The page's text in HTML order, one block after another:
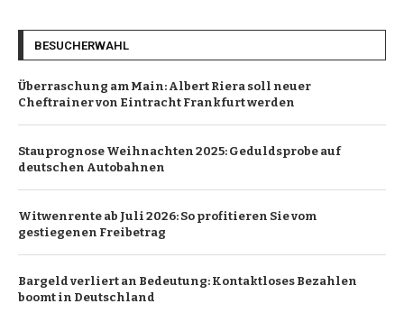
BESUCHERWAHL
Überraschung am Main: Albert Riera soll neuer
Cheftrainer von Eintracht Frankfurt werden
Stauprognose Weihnachten 2025: Geduldsprobe auf
deutschen Autobahnen
Witwenrente ab Juli 2026: So profitieren Sie vom
gestiegenen Freibetrag
Bargeld verliert an Bedeutung: Kontaktloses Bezahlen
boomt in Deutschland